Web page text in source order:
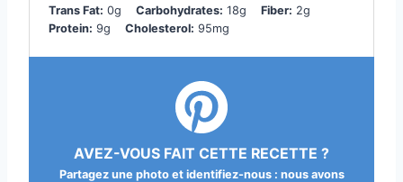
Trans Fat: 0g Carbohydrates: 18g Fiber: 2g
Protein: 9g Cholesterol: 95mg
AVEZ-VOUS FAIT CETTE RECETTE ?
Partagez une photo et identifiez-nous : nous avons